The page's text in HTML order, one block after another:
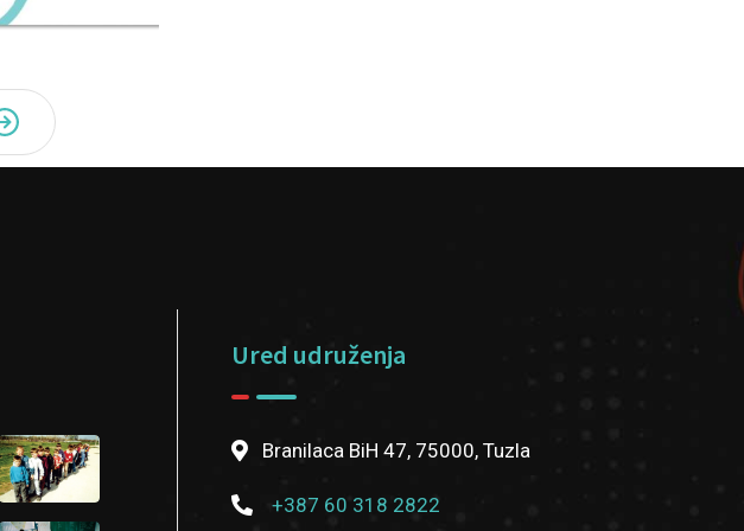
Ured udruženja
Branilaca BiH 47, 75000, Tuzla
+387 60 318 2822